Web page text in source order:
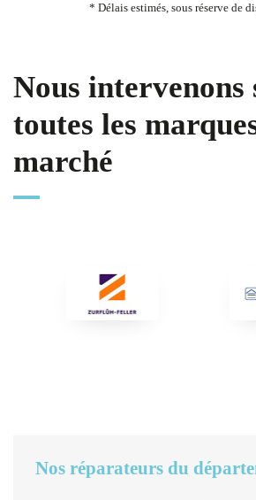
* Délais estimés, sous réserve de
Nous intervenons
toutes les
marché
Nos réparateurs du